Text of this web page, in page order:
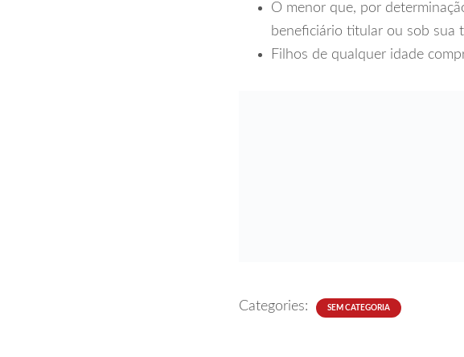
O menor que, por
beneficiário titular ou sob sua
Filhos de qualquer idade
Categories: SEM CATEGORIA